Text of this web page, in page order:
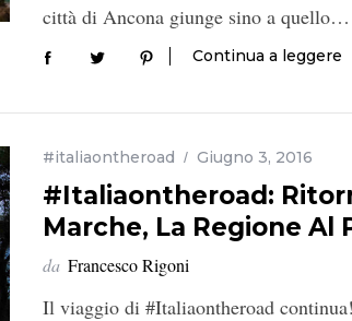
città di Ancona giunge sino a quello…
Continua a leggere
#italiaontheroad Giugno 3, 2016
#Italiaontheroad:
Marche, La Regione Al
da Francesco Rigoni
Il viaggio di #Italiaontheroad continua!